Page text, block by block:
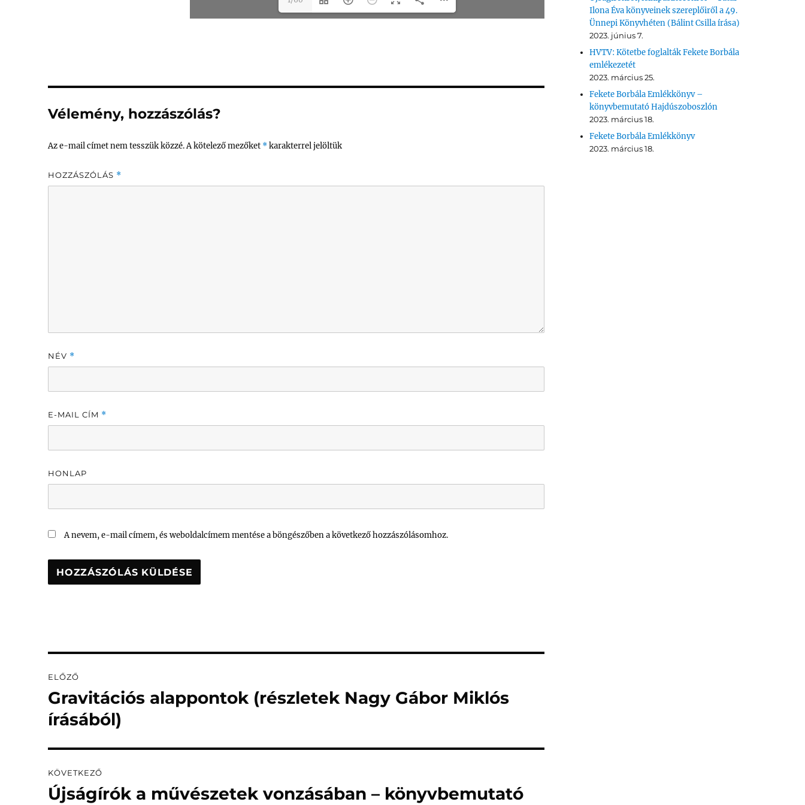
Vélemény, hozzászólás?
Az e-mail címet nem tesszük közzé.A kötelező mezőket *karakterrel jelöltük
HOZZÁSZÓLÁS *
NÉV *
E-MAIL CÍM *
HONLAP
A nevem, e-mail címem, és weboldalcímem mentése a böngészőben a következő hozzászólásomhoz.
navigáció
ELŐZŐ
Korábbi
bejegyzés:
Gravitációs alappontok (részletek Nagy Gábor Miklós
írásából)
KÖVETKEZŐ
Következő
Újságírók a művészetek vonzásában – könyvbemutató
Ilona Éva könyveinek szereplőiről a 49.
Ünnepi Könyvhéten (Bálint Csilla írása)
2023. június 7.
HVTV: Kötetbe foglalták Fekete Borbála
emlékezetét
2023. március 25.
Fekete Borbála Emlékkönyv –
könyvbemutató Hajdúszoboszlón
2023. március 18.
Fekete Borbála Emlékkönyv
2023. március 18.